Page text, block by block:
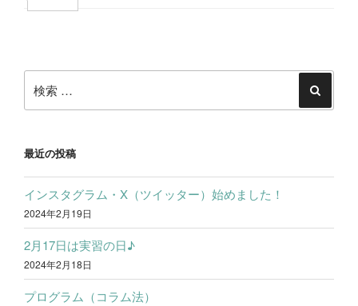
o
eナ
ビ
ー
シ
ョ
ン
索:
索
最近の投稿
インスタグラム・X（ツイッター）始めました！
2024年2月19日
2月17日は実習の日♪
2024年2月18日
プログラム（コラム法）